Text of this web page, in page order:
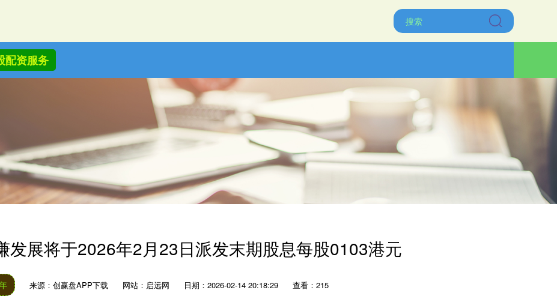
配资服务
发展将于2026年2月23日派发末期股息每股0103港元
来源：创赢盘APP下载 网站：启远网 日期：2026-02-14 20:18:29 查看：215